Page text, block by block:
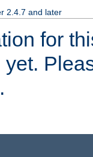
2.4.7 and later
for